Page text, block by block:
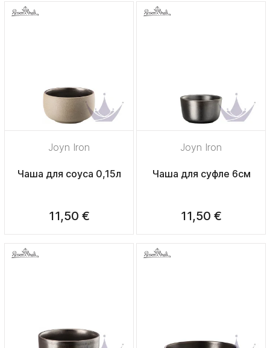
Joyn Iron
Чаша для соуса 0,15л
11,50 €
Joyn Iron
Чаша для суфле 6см
11,50 €